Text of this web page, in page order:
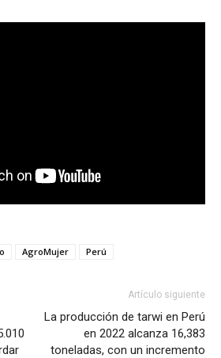
AgroMujer Perú
Artículo siguiente
La producción de tarwi en Perú
en 2022 alcanza 16,383
toneladas, con un incremento